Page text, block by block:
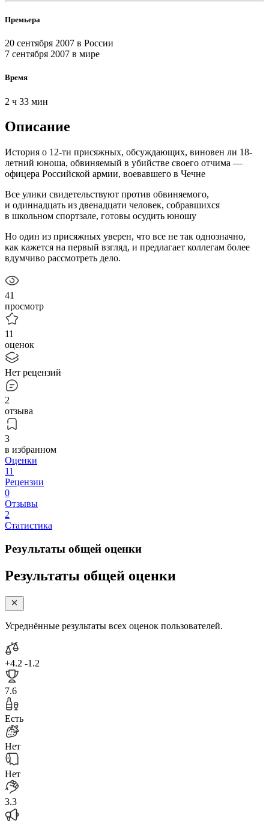
Премьера
20 сентября 2007 в России
7 сентября 2007 в мире
Время
2 ч 33 мин
Описание
История о 12-ти присяжных, обсуждающих, виновен ли 18-
летний юноша, обвиняемый в убийстве своего отчима —
офицера Российской армии, воевавшего в Чечне
Все улики свидетельствуют против обвиняемого,
и одиннадцать из двенадцати человек, собравшихся
в школьном спортзале, готовы осудить юношу
Но один из присяжных уверен, что все не так однозначно,
как кажется на первый взгляд, и предлагает коллегам более
вдумчиво рассмотреть дело.
41
просмотр
11
оценок
Нет рецензий
2
отзыва
3
в избранном
Оценки
11
Рецензии
0
Отзывы
2
Статистика
Результаты общей оценки
Результаты общей оценки
Усреднённые результаты всех оценок пользователей.
+4.2 -1.2
7.6
Есть
Нет
Нет
3.3